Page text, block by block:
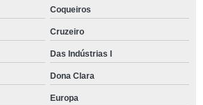
Coqueiros
Cruzeiro
Das Indústrias I
Dona Clara
Europa